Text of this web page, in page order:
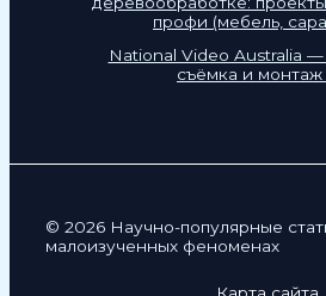
профи (мебель,
National Video Australia
съёмка и
© 2026 Научно-популярные
малоизученных феноменах